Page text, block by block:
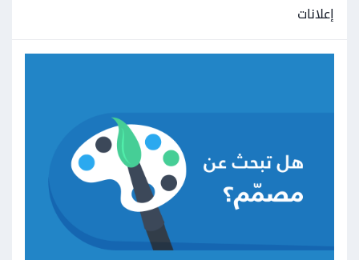
إعلانات